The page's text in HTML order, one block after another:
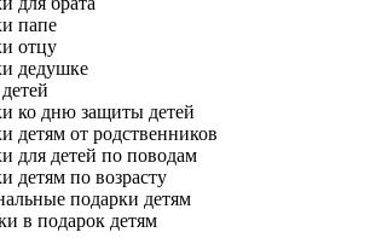
папе
отцу
дедушке
ко дню защиты детей
детям от родственников
для детей по поводам
детям по возрасту
подарки детям
в подарок детям